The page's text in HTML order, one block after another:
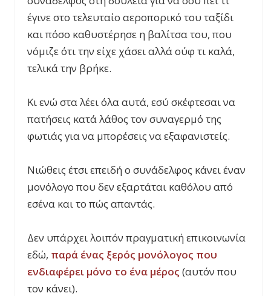
έγινε στο τελευταίο αεροπορικό του ταξίδι
και πόσο καθυστέρησε η βαλίτσα του, που
νόμιζε ότι την είχε χάσει αλλά ούφ τι καλά,
τελικά την βρήκε.
Κι ενώ στα λέει όλα αυτά, εσύ σκέφτεσαι να
πατήσεις κατά λάθος τον συναγερμό της
φωτιάς για να μπορέσεις να εξαφανιστείς.
Νιώθεις έτσι επειδή ο συνάδελφος κάνει έναν
μονόλογο που δεν εξαρτάται καθόλου από
εσένα και το πώς απαντάς.
Δεν υπάρχει λοιπόν πραγματική επικοινωνία
εδώ, παρά ένας ξερός μονόλογος που
ενδιαφέρει μόνο το ένα μέρος (αυτόν που
τον κάνει).